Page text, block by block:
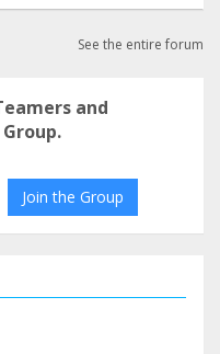
See the entire forum
and
Join the Group